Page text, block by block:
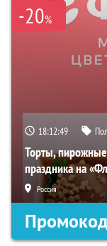
-20%
18:12:48
Торты,
праздника на
Россия